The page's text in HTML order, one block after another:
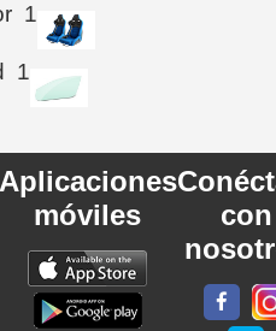
1
1
Aplicaciones
móviles
con